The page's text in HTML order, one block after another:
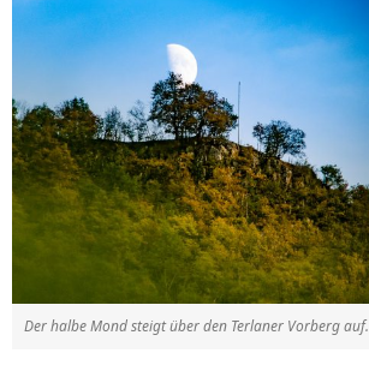
Der halbe Mond steigt über den Terlaner Vorberg auf.